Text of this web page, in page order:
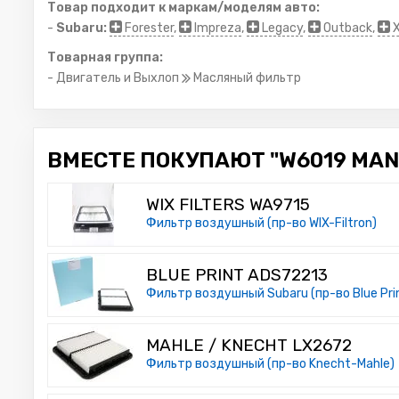
Товар подходит к маркам/моделям авто:
- Subaru: Forester, Impreza, Legacy, Outback,
Товарная группа:
- Двигатель и Выхлоп
Масляный фильтр
ВМЕСТЕ ПОКУПАЮТ "W6019
WIX FILTERS WA9715
Фильтр воздушный (пр-во WIX-Filtron)
BLUE PRINT ADS72213
Фильтр воздушный Subaru (пр-во Blue
MAHLE / KNECHT LX2672
Фильтр воздушный (пр-во Knecht-Mahle)